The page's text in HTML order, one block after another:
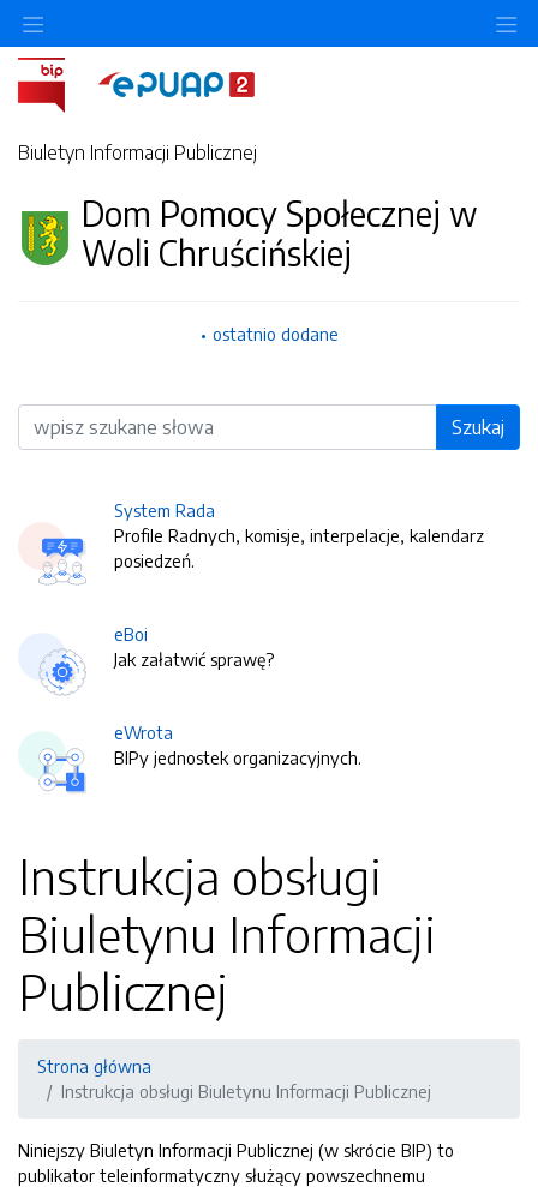
Biuletyn Informacji Publicznej
Dom Pomocy Społecznej w
Woli Chruścińskiej
ostatnio dodane
Wyszukiwarka Szukaj
System Rada
Profile Radnych, komisje, interpelacje, kalendarz
posiedzeń.
eBoi
Jak załatwić sprawę?
eWrota
BIPy jednostek organizacyjnych.
Instrukcja obsługi
Biuletynu Informacji
Publicznej
Strona główna
Instrukcja obsługi Biuletynu Informacji Publicznej
Niniejszy Biuletyn Informacji Publicznej (w skrócie BIP) to
publikator teleinformatyczny służący powszechnemu